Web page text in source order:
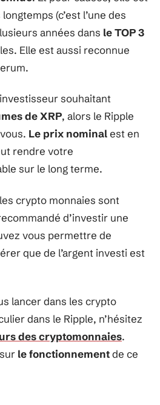
(c’est l’une des
années dans le TOP 3
Elle est aussi reconnue
souhaitant
de XRP, alors le Ripple
Le prix nominalest en
rendre votre
sur le long terme.
crypto monnaies sont
d’investir une
vous permettre de
que de l’argent investi est
lancer dans les crypto
dans le Ripple, n’hésitez
des cryptomonnaies.
le fonctionnementde ce